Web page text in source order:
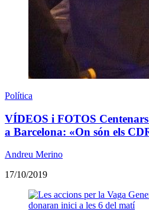
Política
VÍDEOS i FOTOS
a Barcelona: «On són els
Andreu Merino
17/10/2019